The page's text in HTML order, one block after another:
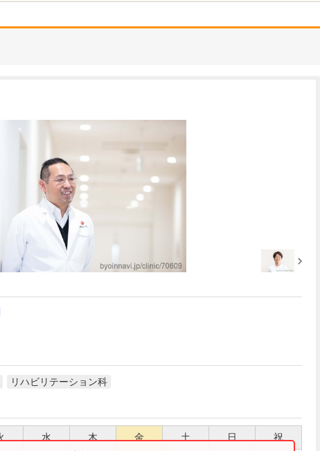
リハビリテーション科
水 木 金 土 日 祝
永山さとう眼科
佐藤 栄一院長取材記事
めの「網膜」などがあ
り、眼球に入った光が水
晶体から硝子体を通過
し、網…